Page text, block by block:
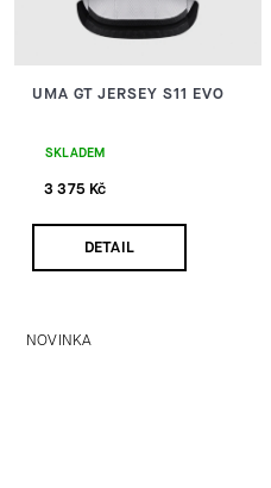
UMA GT JERSEY S11 EVO
SKLADEM
3 375 Kč
DETAIL
NOVINKA